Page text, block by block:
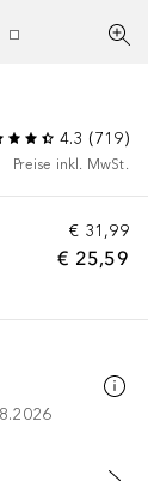
4.3 (719)
Preise inkl. MwSt.
€ 31,99
€ 25,59